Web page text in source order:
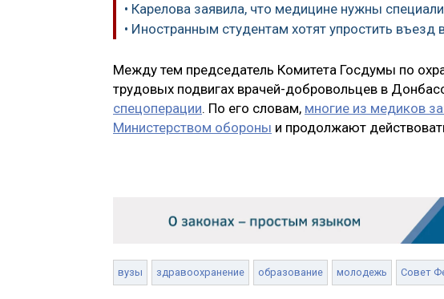
• Карелова заявила, что медицине нужны
• Иностранным студентам хотят упростить въезд
Между тем председатель Комитета Госдумы по
трудовых подвигах врачей-добровольцев в
спецоперации. По его словам, многие из медиков
Министерством обороны и продолжают
вузы здравоохранение образование молодежь Совет